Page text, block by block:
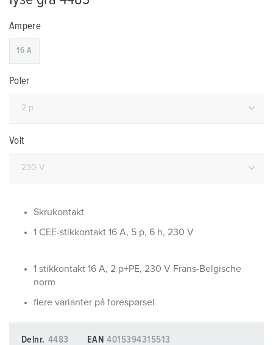
Ampere
16 A
Poler
Volt
Skrukontakt
1 CEE-stikkontakt 16 A, 5 p, 6 h, 230 V
1 stikkontakt 16 A, 2 p+PE, 230 V Frans-Belgische
norm
flere varianter på forespørsel
Delnr. 4483 EAN 4015394315513